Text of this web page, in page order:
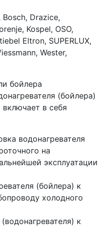
Drazice,
Kospel, OSO,
Eltron, SUPERLUX,
Wester,
бойлера
(бойлера)
в себя
водонагревателя
на
эксплуатации
(бойлера) к
холодного
к